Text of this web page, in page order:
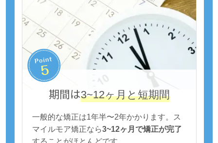
期間は3~12ヶ月と短期間
一般的な矯正は1年半〜2年かかります。ス
マイルモア矯正なら3~12ヶ月で矯正が完了
することがほとんどです。